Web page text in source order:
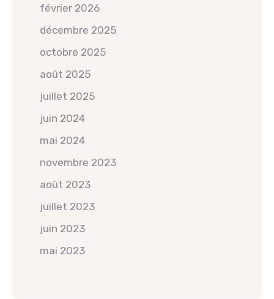
février 2026
décembre 2025
octobre 2025
août 2025
juillet 2025
juin 2024
mai 2024
novembre 2023
août 2023
juillet 2023
juin 2023
mai 2023